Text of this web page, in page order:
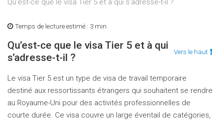
Temps de lecture estimé : 3 min
Qu’est-ce que le visa Tier 5 et à qui
s’adresse-t-il ?
Vers le haut
Le visa Tier 5 est un type de visa de travail temporaire
destiné aux ressortissants étrangers qui souhaitent se rendre
au Royaume-Uni pour des activités professionnelles de
courte durée. Ce visa couvre un large éventail de catégories,